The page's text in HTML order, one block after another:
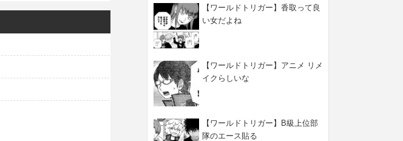
【ワールドトリガー】香取って良
い女だよね
【ワールドトリガー】アニメ リメ
イクらしいな
【ワールドトリガー】B級上位部
隊のエース貼る